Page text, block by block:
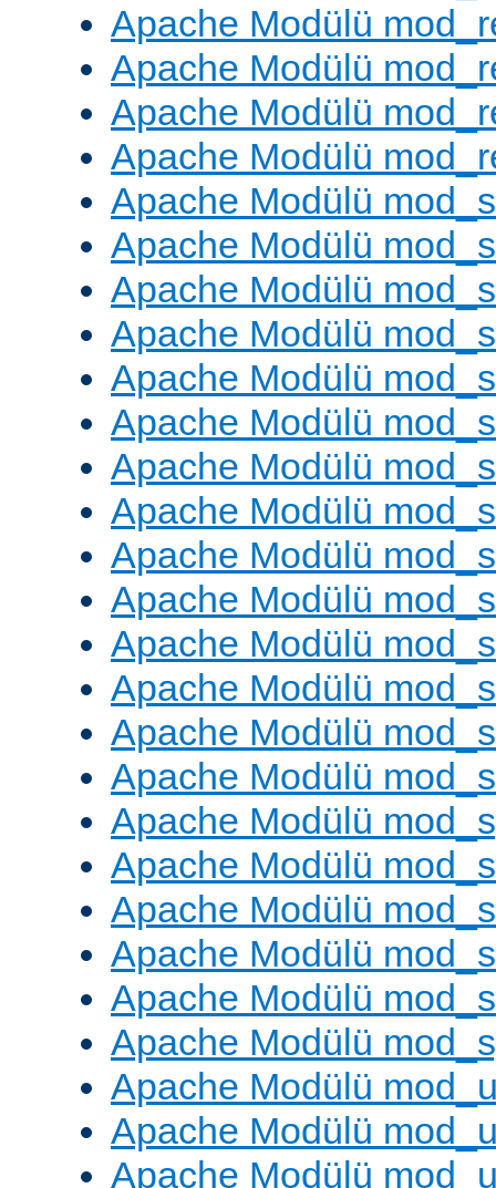
Apache Modülü
Apache Modülü
Apache Modülü
Apache Modülü
Apache Modülü
Apache Modülü
Apache Modülü
Apache Modülü
Apache Modülü
Apache Modülü
Apache Modülü
Apache Modülü
Apache Modülü
Apache Modülü
Apache Modülü
Apache Modülü
Apache Modülü
Apache Modülü
Apache Modülü
Apache Modülü
Apache Modülü
Apache Modülü
Apache Modülü
Apache Modülü
Apache Modülü
Apache Modülü
Apache Modülü